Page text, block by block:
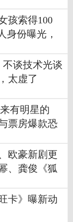
孩索得100
身份曝光，
不谈技术光谈
太虚了
有明星的
票房爆款恐
欧豪新剧更
、龚俊《狐
卡》曝新动